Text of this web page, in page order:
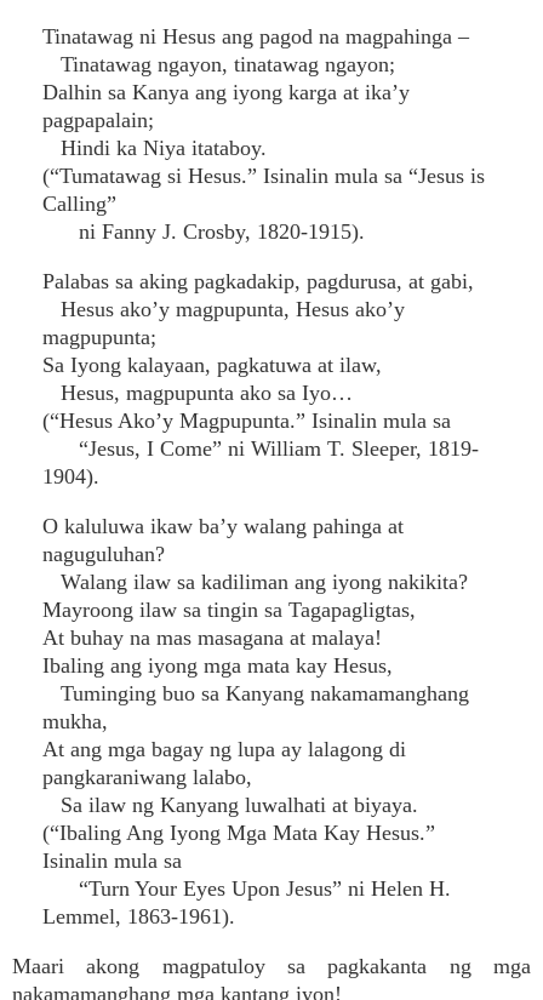
Tinatawag ni Hesus ang pagod na magpahinga –
Tinatawag ngayon, tinatawag ngayon;
Dalhin sa Kanya ang iyong karga at ika’y
pagpapalain;
Hindi ka Niya itataboy.
(“Tumatawag si Hesus.” Isinalin mula sa “Jesus is
Calling”
ni Fanny J. Crosby, 1820-1915).
Palabas sa aking pagkadakip, pagdurusa, at gabi,
Hesus ako’y magpupunta, Hesus ako’y
magpupunta;
Sa Iyong kalayaan, pagkatuwa at ilaw,
Hesus, magpupunta ako sa Iyo…
(“Hesus Ako’y Magpupunta.” Isinalin mula sa
“Jesus, I Come” ni William T. Sleeper, 1819-
1904).
O kaluluwa ikaw ba’y walang pahinga at
naguguluhan?
Walang ilaw sa kadiliman ang iyong nakikita?
Mayroong ilaw sa tingin sa Tagapagligtas,
At buhay na mas masagana at malaya!
Ibaling ang iyong mga mata kay Hesus,
Tuminging buo sa Kanyang nakamamanghang
mukha,
At ang mga bagay ng lupa ay lalagong di
pangkaraniwang lalabo,
Sa ilaw ng Kanyang luwalhati at biyaya.
(“Ibaling Ang Iyong Mga Mata Kay Hesus.”
Isinalin mula sa
“Turn Your Eyes Upon Jesus” ni Helen H.
Lemmel, 1863-1961).
Maari akong magpatuloy sa pagkakanta ng mga
nakamamanghang mga kantang iyon!